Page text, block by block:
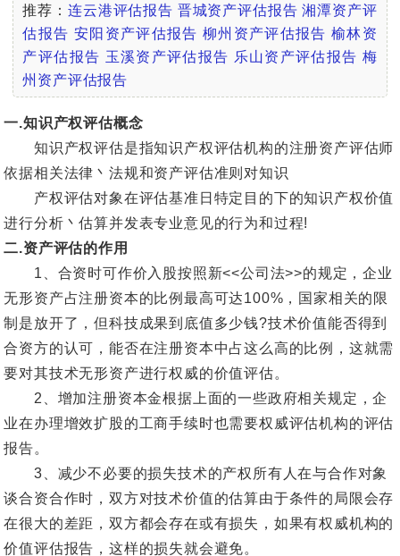
推荐：连云港评估报告 晋城资产评估报告 湘潭资产评
估报告 安阳资产评估报告 柳州资产评估报告 榆林资
产评估报告 玉溪资产评估报告 乐山资产评估报告 梅
州资产评估报告
一.知识产权评估概念
知识产权评估是指知识产权评估机构的注册资产评估师
依据相关法律丶法规和资产评估准则对知识
产权评估对象在评估基准日特定目的下的知识产权价值
进行分析丶估算并发表专业意见的行为和过程!
二.资产评估的作用
1、合资时可作价入股按照新<<公司法>>的规定，企业
无形资产占注册资本的比例最高可达100%，国家相关的限
制是放开了，但科技成果到底值多少钱?技术价值能否得到
合资方的认可，能否在注册资本中占这么高的比例，这就需
要对其技术无形资产进行权威的价值评估。
2、增加注册资本金根据上面的一些政府相关规定，企
业在办理增效扩股的工商手续时也需要权威评估机构的评估
报告。
3、减少不必要的损失技术的产权所有人在与合作对象
谈合资合作时，双方对技术价值的估算由于条件的局限会存
在很大的差距，双方都会存在或有损失，如果有权威机构的
价值评估报告，这样的损失就会避免。